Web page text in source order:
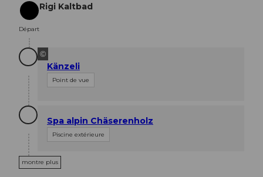
Départ
Départ
Rigi Kaltbad
©
Känzeli
Point de vue
Spa alpin Chäserenholz
Piscine extérieure
montre plus